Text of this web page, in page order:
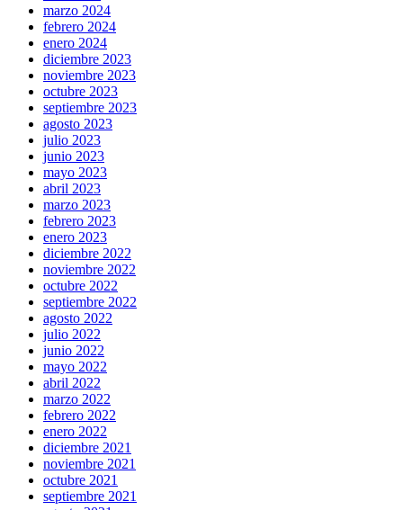
marzo 2024
febrero 2024
enero 2024
diciembre 2023
noviembre 2023
octubre 2023
septiembre 2023
agosto 2023
julio 2023
junio 2023
mayo 2023
abril 2023
marzo 2023
febrero 2023
enero 2023
diciembre 2022
noviembre 2022
octubre 2022
septiembre 2022
agosto 2022
julio 2022
junio 2022
mayo 2022
abril 2022
marzo 2022
febrero 2022
enero 2022
diciembre 2021
noviembre 2021
octubre 2021
septiembre 2021